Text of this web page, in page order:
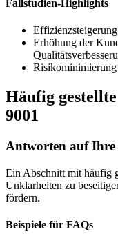
Fallstudien-Highlights
Erhöhung der
Risikominimierung
Häufig
9001
Antworten auf Ihre
Ein Abschnitt mit häufig
Unklarheiten zu
fördern.
Beispiele für FAQs